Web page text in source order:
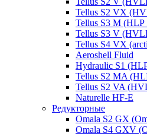
Tellus S2 VX
Tellus S3 M (HLP
Tellus S3 V
Tellus S4 VX
Aeroshell Fluid
Hydraulic S1
Tellus S2 MA
Tellus S2 VA
Naturelle HF-E
Редукторные
Omala S2 GX
Omala S4 GXV